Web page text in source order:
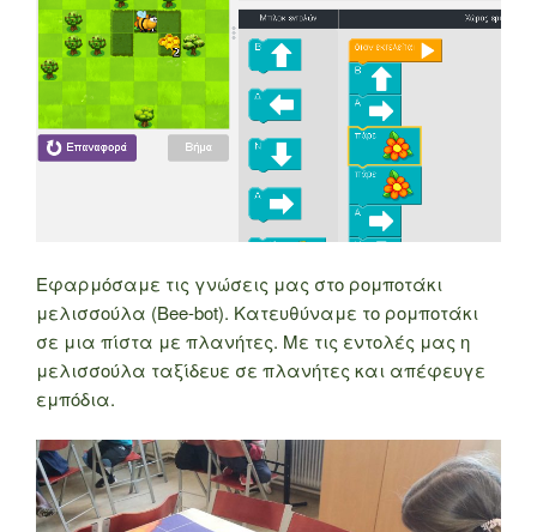
Εφαρμόσαμε τις γνώσεις μας στο ρομποτάκι
μελισσούλα (Bee-bot). Κατευθύναμε το ρομποτάκι
σε μια πίστα με πλανήτες. Με τις εντολές μας η
μελισσούλα ταξίδευε σε πλανήτες και απέφευγε
εμπόδια.